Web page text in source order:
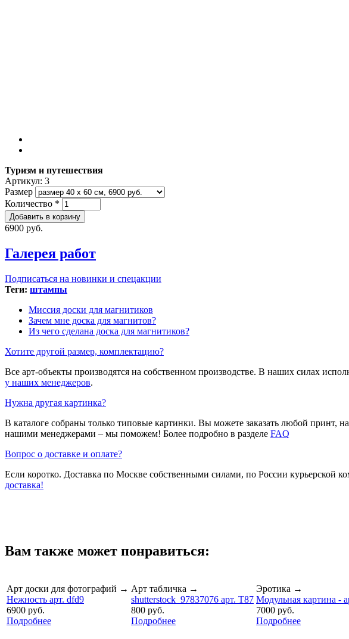
Туризм и путешествия
Артикул: 3
Размер
Количество *
6900 руб.
Галерея работ
Подписаться на новинки и спецакции
Теги: штампы
Миссия доски для магнитиков
Зачем мне доска для магнитов?
Из чего сделана доска для магнитиков?
Хотите другой размер, комплектацию?
Все арт-объекты производятся на собственном производстве. В наших силах
у наших менеджеров.
Нужна другая картинка?
В каталоге собраны только типовые картинки. Вы можете заказать любой принт,
нашими менеджерами – мы поможем! Более подробно в разделе FAQ
Вопрос о доставке и оплате?
Если коротко. Доставка по Москве собственными силами, по России
доставка!
Вам также может понравиться:
Арт доски для фотографий →
Нежность арт. dfd9
6900 руб.
Подробнее
Арт табличка →
shutterstock_97837076 арт. T87
800 руб.
Подробнее
Эротика →
Модульная картина -
7000 руб.
Подробнее